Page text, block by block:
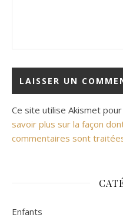
Ce site utilise Akismet
savoir plus sur la façon
commentaires sont
Enfants